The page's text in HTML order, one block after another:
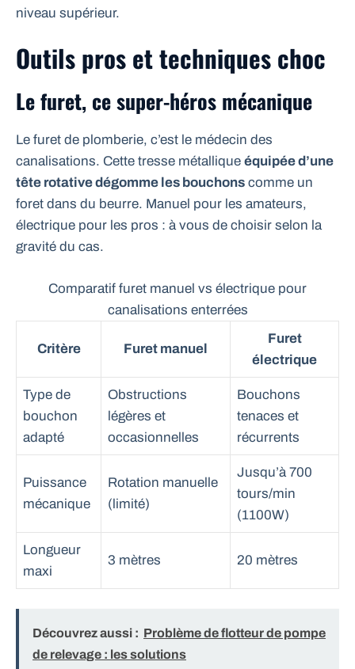
niveau supérieur.
Outils pros et techniques choc
Le furet, ce super-héros mécanique
Le furet de plomberie, c’est le médecin des
canalisations. Cette tresse métallique équipée d’une
tête rotative dégomme les bouchons comme un
foret dans du beurre. Manuel pour les amateurs,
électrique pour les pros : à vous de choisir selon la
gravité du cas.
Comparatif furet manuel vs électrique pour
canalisations enterrées
Critère Furet manuel
Furet
électrique
Type de
bouchon
adapté
Obstructions
légères et
occasionnelles
Bouchons
tenaces et
récurrents
Puissance
mécanique
Rotation manuelle
(limité)
Jusqu’à 700
tours/min
(1100W)
Longueur
maxi
3 mètres 20 mètres
Découvrez aussi : Problème de flotteur de pompe
de relevage : les solutions